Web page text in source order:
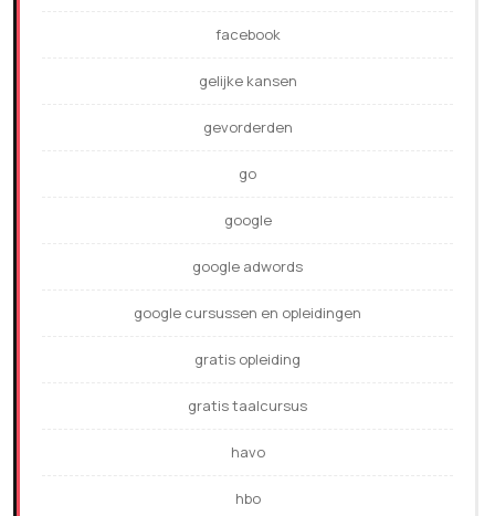
facebook
gelijke kansen
gevorderden
go
google
google adwords
google cursussen en opleidingen
gratis opleiding
gratis taalcursus
havo
hbo